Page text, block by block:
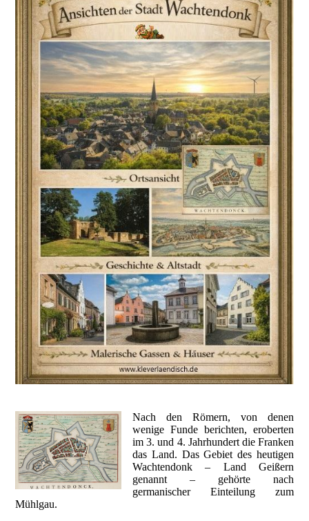
Nach den Römern, von denen
wenige Funde berichten, eroberten
im 3. und 4. Jahrhundert die Franken
das Land. Das Gebiet des heutigen
Wachtendonk – Land Geißern
genannt – gehörte nach
germanischer Einteilung zum
Mühlgau.